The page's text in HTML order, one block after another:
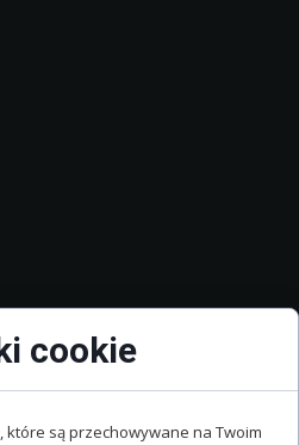
cookie
które są przechowywane na Twoim